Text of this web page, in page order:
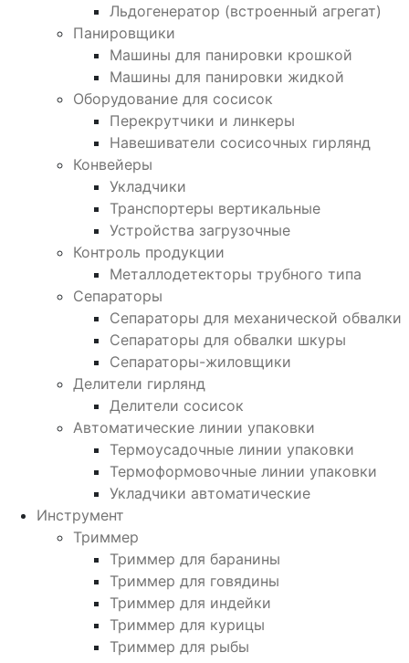
Льдогенератор (встроенный агрегат)
Панировщики
Машины для панировки крошкой
Машины для панировки жидкой
Оборудование для сосисок
Перекрутчики и линкеры
Навешиватели сосисочных гирлянд
Конвейеры
Укладчики
Транспортеры вертикальные
Устройства загрузочные
Контроль продукции
Металлодетекторы трубного типа
Сепараторы
Сепараторы для механической обвалки
Сепараторы для обвалки шкуры
Сепараторы-жиловщики
Делители гирлянд
Делители сосисок
Автоматические линии упаковки
Термоусадочные линии упаковки
Термоформовочные линии упаковки
Укладчики автоматические
Инструмент
Триммер
Триммер для баранины
Триммер для говядины
Триммер для индейки
Триммер для курицы
Триммер для рыбы